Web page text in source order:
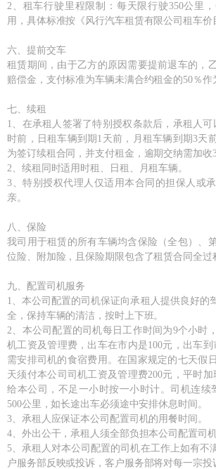
2、租车行驶里程限制：每天限行驶350公里
用，具体标准按《风行汽车租赁有限公司租车价
六、提前交车
租赁期间，由于乙方的原因需要提前退车的，
赔偿金，支付标准为车辆未满合约租金的50％作
七、续租
1、在承租人签署了特别授权条款后，承租人
时前，日租车辆到期1天前，月租车辆到期3天
为签订续租合同，并支付租金，逾期交纳需加收
2、续租同时适用时租、日租、月租车辆。
3、特别授权代理人仅适用本合同的担保人或
亲。
八、保险
我司用于租赁的所有车辆均含保险（全包）、
位险、附加险，且保险期限包含了租赁合同全过
九、配置司机服务
1、本公司配置的司机保证向承租人提供良好的
全，保持车辆的清洁，按时上下班。
2、本公司配置的司机每日工作时间为9个小时
机工资及管理费，出车在市内是100元，出车到
需安排司机的食宿费用。在国家规定的七天假
天须付本公司司机工资及管理费200元，平时
给本公司，不足一小时按一小时计。司机连续
500公里，如长途出车必须途中安排休息时间。
3、承租人应保证本公司配置司机的用餐时间。
4、外出公干，承租人须全部负担本公司配置司
5、承租人对本公司配置的司机在工作上如有不
户服务部反映或投诉，客户服务部将对每一宗投